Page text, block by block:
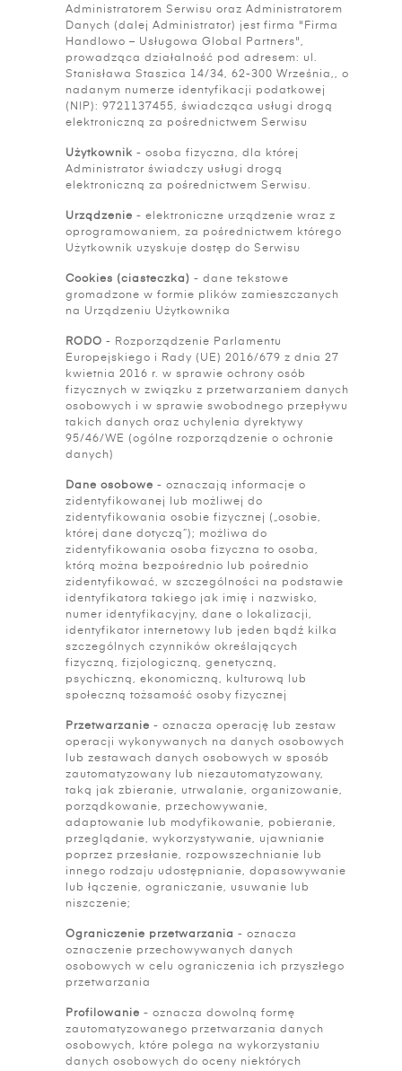
Administratorem Serwisu oraz Administratorem
Danych (dalej Administrator) jest firma "Firma
Handlowo – Usługowa Global Partners",
prowadząca działalność pod adresem: ul.
Stanisława Staszica 14/34, 62-300 Września,, o
nadanym numerze identyfikacji podatkowej
(NIP): 9721137455, świadcząca usługi drogą
elektroniczną za pośrednictwem Serwisu
Użytkownik - osoba fizyczna, dla której
Administrator świadczy usługi drogą
elektroniczną za pośrednictwem Serwisu.
Urządzenie - elektroniczne urządzenie wraz z
oprogramowaniem, za pośrednictwem którego
Użytkownik uzyskuje dostęp do Serwisu
Cookies (ciasteczka) - dane tekstowe
gromadzone w formie plików zamieszczanych
na Urządzeniu Użytkownika
RODO - Rozporządzenie Parlamentu
Europejskiego i Rady (UE) 2016/679 z dnia 27
kwietnia 2016 r. w sprawie ochrony osób
fizycznych w związku z przetwarzaniem danych
osobowych i w sprawie swobodnego przepływu
takich danych oraz uchylenia dyrektywy
95/46/WE (ogólne rozporządzenie o ochronie
danych)
Dane osobowe - oznaczają informacje o
zidentyfikowanej lub możliwej do
zidentyfikowania osobie fizycznej („osobie,
której dane dotyczą”); możliwa do
zidentyfikowania osoba fizyczna to osoba,
którą można bezpośrednio lub pośrednio
zidentyfikować, w szczególności na podstawie
identyfikatora takiego jak imię i nazwisko,
numer identyfikacyjny, dane o lokalizacji,
identyfikator internetowy lub jeden bądź kilka
szczególnych czynników określających
fizyczną, fizjologiczną, genetyczną,
psychiczną, ekonomiczną, kulturową lub
społeczną tożsamość osoby fizycznej
Przetwarzanie - oznacza operację lub zestaw
operacji wykonywanych na danych osobowych
lub zestawach danych osobowych w sposób
zautomatyzowany lub niezautomatyzowany,
taką jak zbieranie, utrwalanie, organizowanie,
porządkowanie, przechowywanie,
adaptowanie lub modyfikowanie, pobieranie,
przeglądanie, wykorzystywanie, ujawnianie
poprzez przesłanie, rozpowszechnianie lub
innego rodzaju udostępnianie, dopasowywanie
lub łączenie, ograniczanie, usuwanie lub
niszczenie;
Ograniczenie przetwarzania - oznacza
oznaczenie przechowywanych danych
osobowych w celu ograniczenia ich przyszłego
przetwarzania
Profilowanie - oznacza dowolną formę
zautomatyzowanego przetwarzania danych
osobowych, które polega na wykorzystaniu
danych osobowych do oceny niektórych